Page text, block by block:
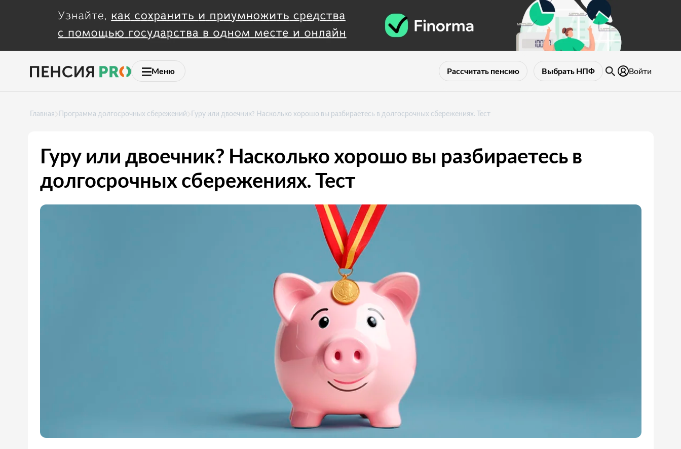
Меню Рассчитать пенсию Выбрать НПФ Войти
Главная Программа долгосрочных сбережений Гуру или двоечник? Насколько хорошо вы разбираетесь в долгосрочных сбережениях. Тест
Гуру или двоечник? Насколько хорошо вы разбираетесь в
долгосрочных сбережениях. Тест